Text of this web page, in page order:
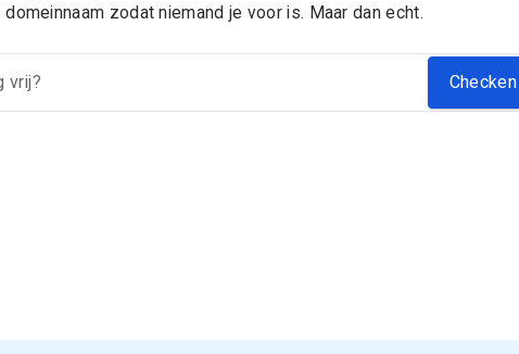
zodat niemand je voor is. Maar dan echt.
Checken